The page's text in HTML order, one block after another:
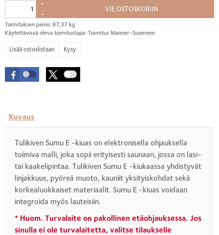
Toimituksen paino: 87,37 kg
+
–
VIE OSTOSKORIIN
Käytettävissä oleva toimitustapa: Toimitus Manner-Suomeen
Kysy
Kuvaus
Tulikiven Sumu E -kiuas on elektronisella ohjauksella
toimiva malli, joka sopii erityisesti saunaan, jossa on lasi-
tai kaakelipintaa. Tulikiven Sumu E -kiukaassa yhdistyvät
linjakkuus, pyöreä muoto, kauniit yksityiskohdat sekä
korkealuokkaiset materiaalit. Sumu E -kiuas voidaan
integroida myös lauteisiin.
* Huom. Turvalaite on pakollinen etäohjauksessa. Jos
sinulla ei ole turvalaitetta, valitse tilaukselle